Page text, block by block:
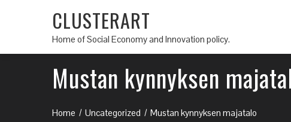
CLUSTERART
Home of Social Economy and Innovation policy.
Mustan kynnyksen
Home Uncategorized Mustan kynnyksen majatalo